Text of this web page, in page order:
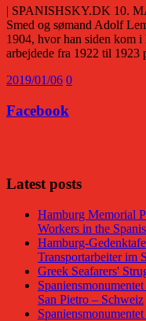
| SPANISHSKY.DK 10.
Smed og sømand Adolf
1904, hvor han siden kom
arbejdede fra 1922 til
2019/01/06 0
Facebook
Latest posts
Hamburg Memorial
Workers in the
Hamburg-
Transportarbeiter im
Greek Seafarers'
San Pietro – Schweiz